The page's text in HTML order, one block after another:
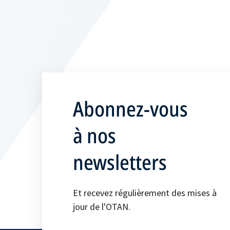
Abonnez-vous
à nos
newsletters
Et recevez régulièrement des mises à
jour de l'OTAN.